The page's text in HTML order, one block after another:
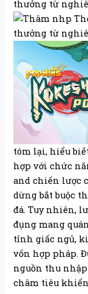
tóm lại, hiểu
hợp với chức
and chiến lược
dừng bắt buộc
đá. Tuy nhiên,
đụng mang
tỉnh giấc ngủ,
vốn hợp pháp.
nguồn thu
châm tiêu